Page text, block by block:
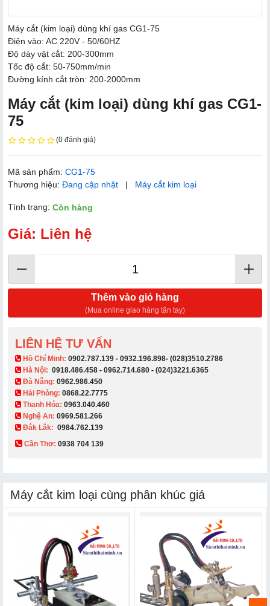
Máy cắt (kim loại) dùng khí gas CG1-75
Điện vào: AC 220V - 50/60HZ
Độ dày vật cắt: 200-300mm
Tốc độ cắt: 50-750mm/min
Đường kính cắt tròn: 200-2000mm
Máy cắt (kim loại) dùng khí gas CG1-
75
(0 đánh giá)
Mã sản phẩm: CG1-75
Thương hiệu: Đang cập nhật | Máy cắt kim loại
Tình trạng: Còn hàng
Giá: Liên hệ
Thêm vào giỏ hàng
(Mua online giao hàng tận tay)
LIÊN HỆ TƯ VẤN
​ Hồ Chí Minh: 0902.787.139 - 0932.196.898- (028)3510.2786
Hà Nội: 0918.486.458 - 0962.714.680 - (024)3221.6365
Đà Nẵng: 0962.986.450
Hải Phòng: 0868.22.7775
Thanh Hóa: 0963.040.460
Nghệ An: 0969.581.266
Đắk Lắk: 0984.762.139
Cần Thơ: 0938 704 139​
Máy cắt kim loại cùng phân khúc giá